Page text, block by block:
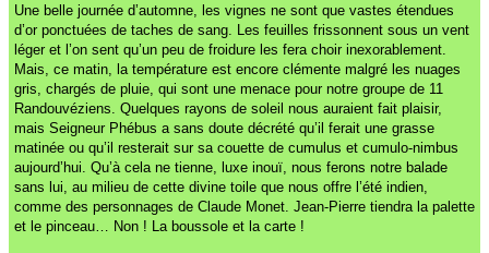
Une belle journée d’automne, les vignes ne sont que vastes étendues
d’or ponctuées de taches de sang. Les feuilles frissonnent sous un vent
léger et l’on sent qu’un peu de froidure les fera choir inexorablement.
Mais, ce matin, la température est encore clémente malgré les nuages
gris, chargés de pluie, qui sont une menace pour notre groupe de 11
Randouvéziens. Quelques rayons de soleil nous auraient fait plaisir,
mais Seigneur Phébus a sans doute décrété qu’il ferait une grasse
matinée ou qu’il resterait sur sa couette de cumulus et cumulo-nimbus
aujourd’hui. Qu’à cela ne tienne, luxe inouï, nous ferons notre balade
sans lui, au milieu de cette divine toile que nous offre l’été indien,
comme des personnages de Claude Monet. Jean-Pierre tiendra la palette
et le pinceau… Non ! La boussole et la carte !